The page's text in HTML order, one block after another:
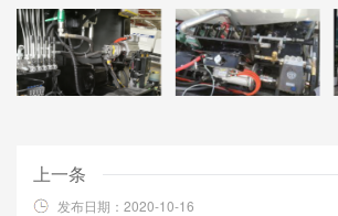
上一条
发布日期：2020-10-16